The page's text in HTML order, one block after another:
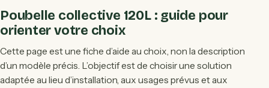
Poubelle collective 120L : guide pour
orienter votre choix
Cette page est une fiche d’aide au choix, non la description
d’un modèle précis. L’objectif est de choisir une solution
adaptée au lieu d’installation, aux usages prévus et aux